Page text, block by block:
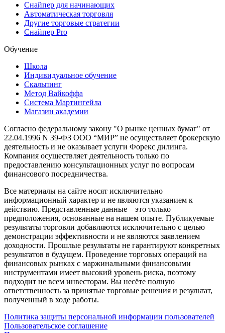
Снайпер для начинающих
Автоматическая торговля
Другие торговые стратегии
Снайпер Pro
Обучение
Школа
Индивидуальное обучение
Скальпинг
Метод Вайкоффа
Система Мартингейла
Магазин академии
Согласно федеральному закону "О рынке ценных бумаг" от
22.04.1996 N 39-ФЗ ООО “МИР” не осуществляет брокерскую
деятельность и не оказывает услуги Форекс дилинга.
Компания осуществляет деятельность только по
предоставлению консультационных услуг по вопросам
финансового посредничества.
Все материалы на сайте носят исключительно
информационный характер и не являются указанием к
действию. Представленные данные – это только
предположения, основанные на нашем опыте. Публикуемые
результаты торговли добавляются исключительно с целью
демонстрации эффективности и не являются заявлением
доходности. Прошлые результаты не гарантируют конкретных
результатов в будущем. Проведение торговых операций на
финансовых рынках с маржинальными финансовыми
инструментами имеет высокий уровень риска, поэтому
подходит не всем инвесторам. Вы несёте полную
ответственность за принятые торговые решения и результат,
полученный в ходе работы.
Политика защиты персональной информации пользователей
Пользовательское соглашение